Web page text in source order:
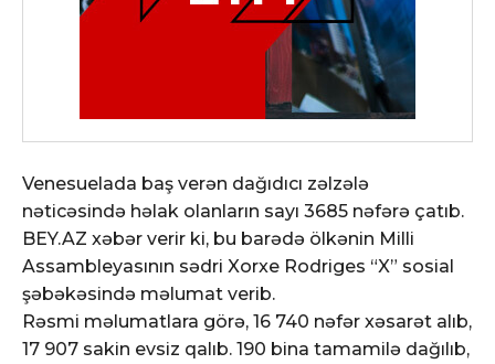
Venesuelada baş verən dağıdıcı zəlzələ
nəticəsində həlak olanların sayı 3685 nəfərə çatıb.
BEY.AZ xəbər verir ki, bu barədə ölkənin Milli
Assambleyasının sədri Xorxe Rodriges “X” sosial
şəbəkəsində məlumat verib.
Rəsmi məlumatlara görə, 16 740 nəfər xəsarət alıb,
17 907 sakin evsiz qalıb. 190 bina tamamilə dağılıb,